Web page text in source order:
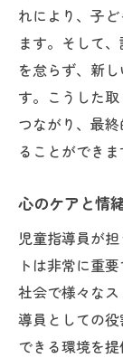
自己
れにより、子
ます。そして
を怠らず、新
す。こうした
つながり、最
ることができま
心のケアと情
児童指導員が
トは非常に重
社会で様々な
導員としての
できる環境を